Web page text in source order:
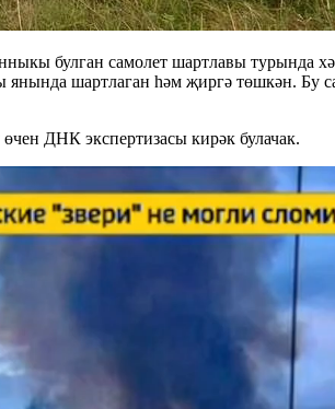
булган самолет шартлавы турында
янында шартлаган һәм җиргә төшкән.
ДНК экспертизасы кирәк булачак.